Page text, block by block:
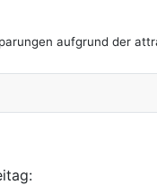
aufgrund der